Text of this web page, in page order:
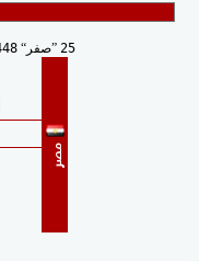
25 صفر
مصر